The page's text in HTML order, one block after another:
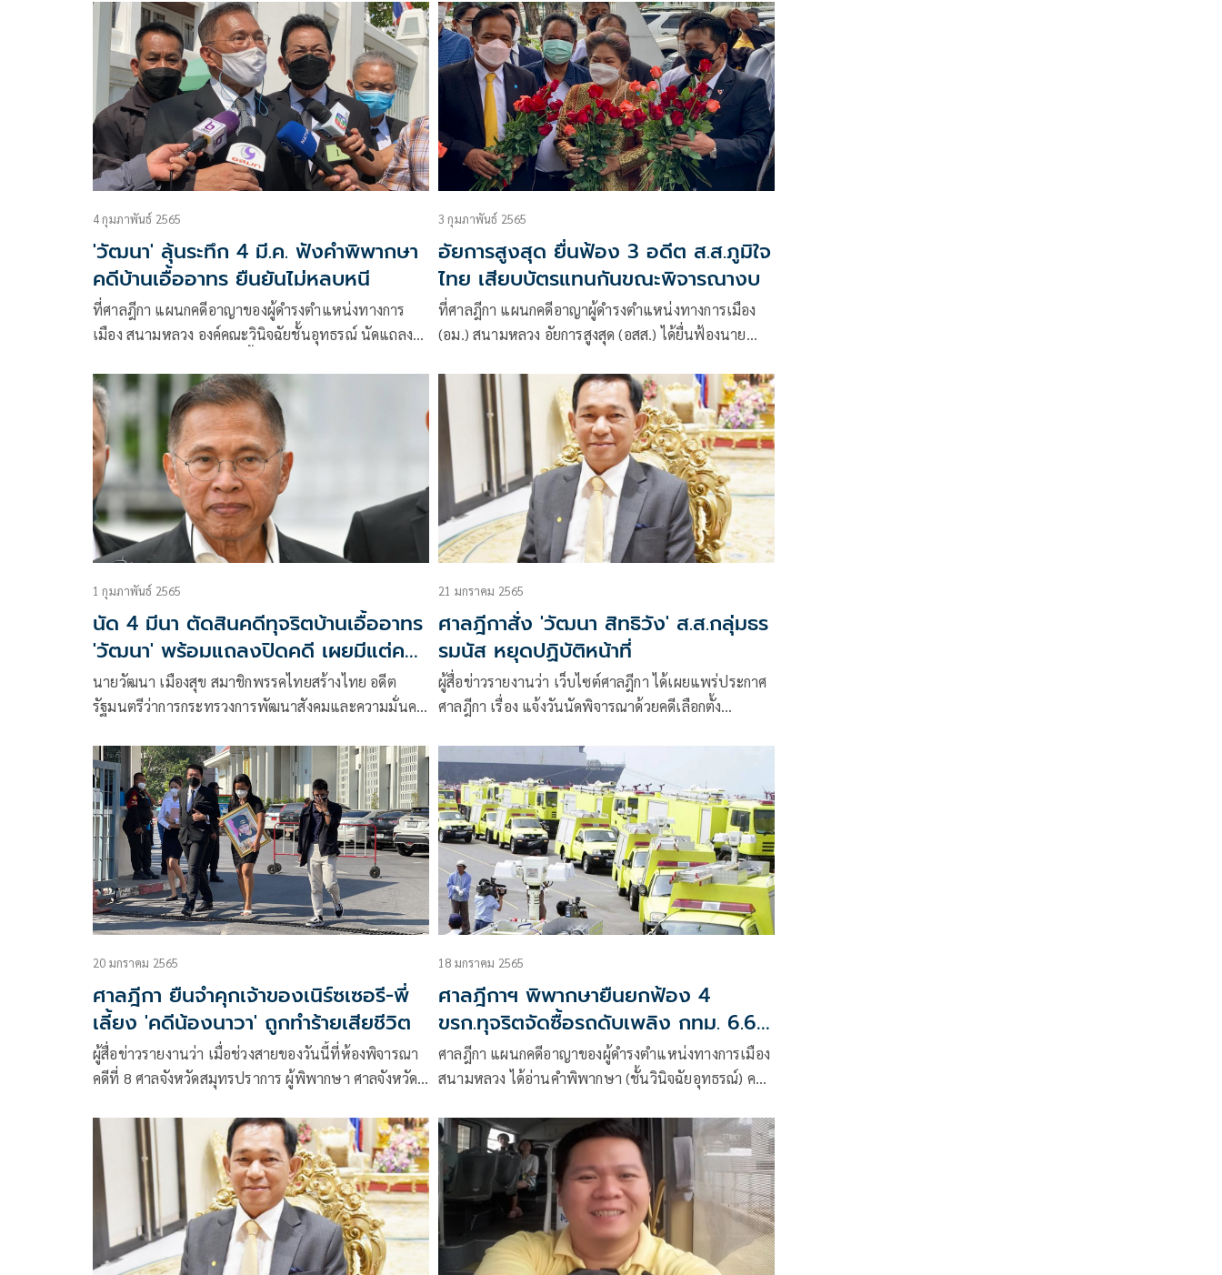
อัยการสูงสุดเป็นโจทก์ ยื่นฟ้อง นายวิรัช รัตนเศรษฐ
ไม่ได้
4 กุมภาพันธ์ 2565
'วัฒนา' ลุ้นระทึก 4 มี.ค. ฟังคำพิพากษา
คดีบ้านเอื้ออาทร ยืนยันไม่หลบหนี
ที่ศาลฎีกา แผนกคดีอาญาของผู้ดำรงตำแหน่งทางการ
เมือง สนามหลวง องค์คณะวินิจฉัยชั้นอุทธรณ์ นัดแถลง
หมายเลขดำ อม.อธ. 1/2565 ที่อัยการสูงสุด เป็นโจทก์ยื่น
ฟ้อง นายวัฒนา เมืองสุข อดีต รมว.การพัฒนาสังคมและ
ความมั่นคงของมนุษย์ (พม.)
3 กุมภาพันธ์ 2565
อัยการสูงสุด ยื่นฟ้อง 3 อดีต ส.ส.ภูมิใจ
ไทย เสียบบัตรแทนกันขณะพิจารณางบ
ที่ศาลฎีกา แผนกคดีอาญาผู้ดำรงตำแหน่งทางการเมือง
(อม.) สนามหลวง อัยการสูงสุด (อสส.) ได้ยื่นฟ้องนาย
ประการ อดีตส.ส. พรรคภูมิใจไทย
1 กุมภาพันธ์ 2565
นัด 4 มีนา ตัดสินคดีทุจริตบ้านเอื้ออาทร
'วัฒนา' พร้อมแถลงปิดคดี เผยมีแต่คน
แนะให้หนี
นายวัฒนา เมืองสุข สมาชิกพรรคไทยสร้างไทย อดีต
รัฐมนตรีว่าการกระทรวงการพัฒนาสังคมและความมั่นคง
21 มกราคม 2565
ศาลฎีกาสั่ง 'วัฒนา สิทธิวัง' ส.ส.กลุ่มธร
รมนัส หยุดปฏิบัติหน้าที่
ผู้สื่อข่าวรายงานว่า เว็บไซต์ศาลฎีกา ได้เผยแพร่ประกาศ
ศาลฎีกา เรื่อง แจ้งวันนัดพิจารณาด้วยคดีเลือกตั้ง
20 มกราคม 2565
ศาลฎีกา ยืนจำคุกเจ้าของเนิร์ซเซอรี-พี่
เลี้ยง 'คดีน้องนาวา' ถูกทำร้ายเสียชีวิต
ผู้สื่อข่าวรายงานว่า เมื่อช่วงสายของวันนี้ที่ห้องพิจารณา
คดีที่ 8 ศาลจังหวัดสมุทรปราการ ผู้พิพากษา ศาลจังหวัด
หมายเลขดำที่
18 มกราคม 2565
ศาลฎีกาฯ พิพากษายืนยกฟ้อง 4
ขรก.ทุจริตจัดซื้อรถดับเพลิง กทม. 6.6
พันล้าน
ศาลฎีกา แผนกคดีอาญาของผู้ดำรงตำแหน่งทางการเมือง
สนามหลวง ได้อ่านคําพิพากษา (ชั้นวินิจฉัยอุทธรณ์) คดี
อม.อธ. 1/2565 ระหว่าง อัยการสูงสุด โจทก์ นายสุวิทย์
ศิลาทอง น.ส.สุทิพย์ ทิพย์สุวรรณ